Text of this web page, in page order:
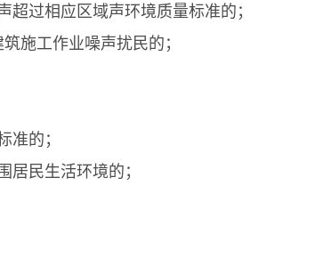
过相应区域声环境质量标准的；
施工作业噪声扰民的；
准的；
居民生活环境的；